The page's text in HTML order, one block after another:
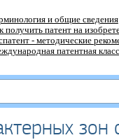
и общие сведения
получить патент на
- методические
патентная